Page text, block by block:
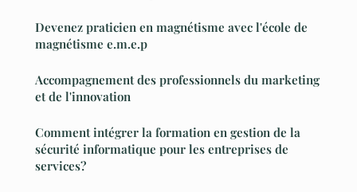
Devenez praticien en magnétisme avec l'école de
magnétisme e.m.e.p
Accompagnement des professionnels du marketing
et de l'innovation
Comment intégrer la formation en gestion de la
sécurité informatique pour les entreprises de
services?